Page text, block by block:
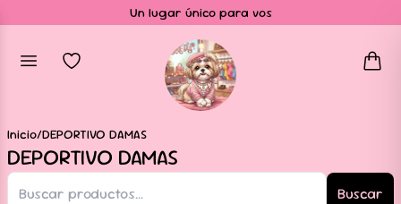
Un lugar único para vos
Inicio/DEPORTIVO DAMAS
DEPORTIVO DAMAS
Buscar